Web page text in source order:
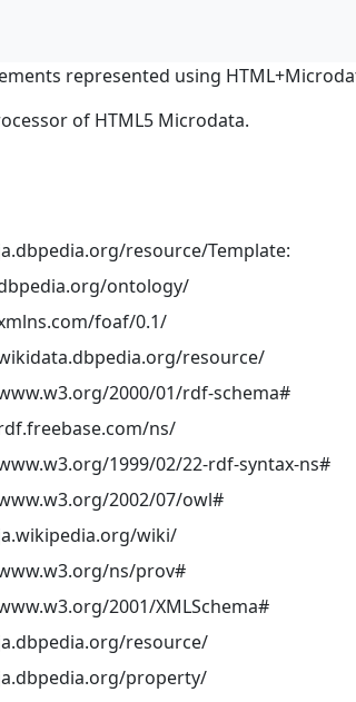
represented using
of HTML5 Microdata.
resource/Template:
ontology/
foaf/0.1/
resource/
2000/01/rdf-schema#
ns/
1999/02/22-rdf-syntax-ns#
2002/07/owl#
wiki/
ns/prov#
2001/XMLSchema#
resource/
property/